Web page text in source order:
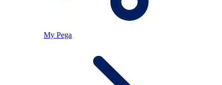
My Pega